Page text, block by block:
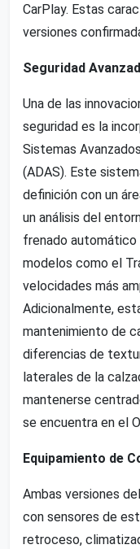
CarPlay. Estas
versiones
Seguridad
Una de las
seguridad es la
Sistemas
(ADAS). Este
definición con un
un análisis del
frenado automático
modelos como el
velocidades más
Adicionalmente,
mantenimiento de
diferencias de
laterales de la
mantenerse
se encuentra en el
Equipamiento de
Ambas versiones
con sensores de
retroceso,